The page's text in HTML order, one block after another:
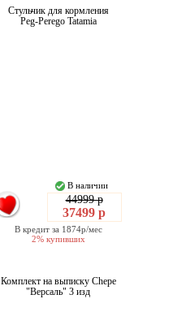
Стульчик для кормления
Peg-Perego Tatamia
В наличии
44999 р
37499 р
В кредит за 1874р/мес
2% купивших
Комплект на выписку Chepe
"Версаль" 3 изд